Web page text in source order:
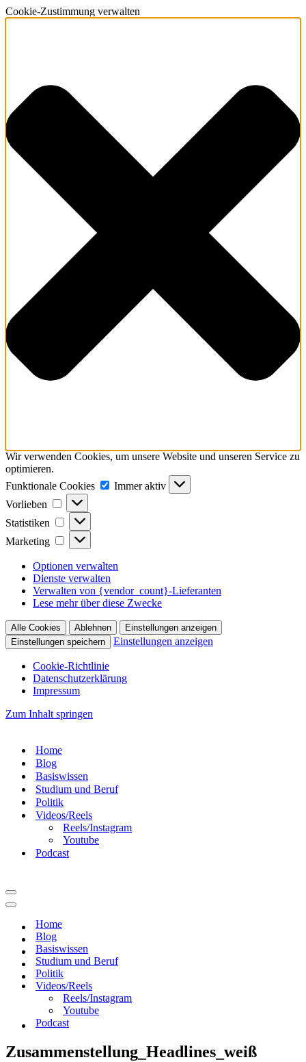
Cookie-Zustimmung verwalten
Wir verwenden Cookies, um unsere Website und unseren Service zu
optimieren.
Funktionale Cookies
Funktionale
Cookies
Immer aktiv
Vorlieben
Vorlieben
Statistiken Statistiken
Marketing Marketing
Optionen verwalten
Dienste verwalten
Verwalten von {vendor_count}-Lieferanten
Lese mehr über diese Zwecke
Alle Cookies Ablehnen
Einstellungen anzeigen
Einstellungen speichern
Einstellungen anzeigen
Cookie-Richtlinie
Datenschutzerklärung
Impressum
Zum Inhalt springen
Home
Blog
Basiswissen
Studium und Beruf
Politik
Videos/Reels
Reels/Instagram
Youtube
Podcast
Navigationsmenü
Navigationsmenü
Home
Blog
Basiswissen
Studium und Beruf
Politik
Videos/Reels
Reels/Instagram
Youtube
Podcast
Zusammenstellung_Headlines_weiß